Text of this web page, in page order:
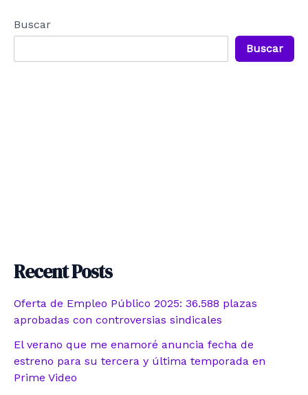
Buscar
Buscar
Recent Posts
Oferta de Empleo Público 2025: 36.588 plazas
aprobadas con controversias sindicales
El verano que me enamoré anuncia fecha de
estreno para su tercera y última temporada en
Prime Video